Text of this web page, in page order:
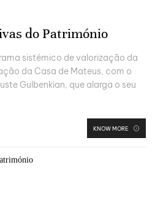
do Património
sistémico de valorização da
da Casa de Mateus, com o
Gulbenkian, que alarga o seu
KNOW MORE